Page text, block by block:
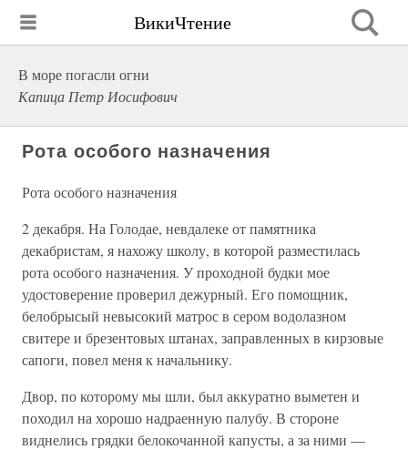
ВикиЧтение
В море погасли огни
Капица Петр Иосифович
Рота особого назначения
Рота особого назначения
2 декабря. На Голодае, невдалеке от памятника
декабристам, я нахожу школу, в которой разместилась
рота особого назначения. У проходной будки мое
удостоверение проверил дежурный. Его помощник,
белобрысый невысокий матрос в сером водолазном
свитере и брезентовых штанах, заправленных в кирзовые
сапоги, повел меня к начальнику.
Двор, по которому мы шли, был аккуратно выметен и
походил на хорошо надраенную палубу. В стороне
виднелись грядки белокочанной капусты, а за ними —